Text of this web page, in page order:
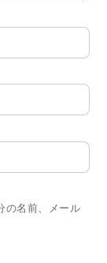
の名前、メール